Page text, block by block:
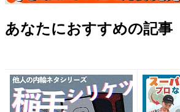
あなたにおすすめの記事